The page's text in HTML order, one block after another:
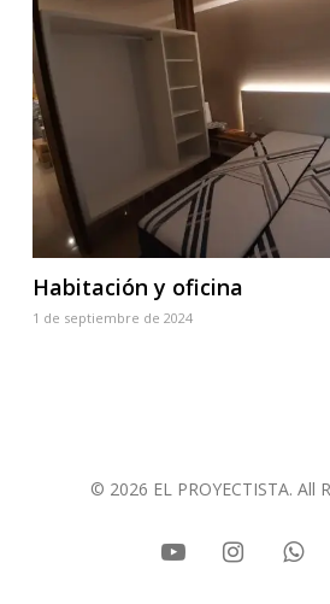
Habitación y oficina
1 de septiembre de 2024
© 2026 EL PROYECTISTA. All
youtubeinstagram